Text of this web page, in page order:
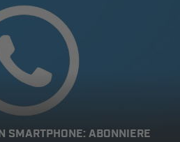
SMARTPHONE: ABONNIERE